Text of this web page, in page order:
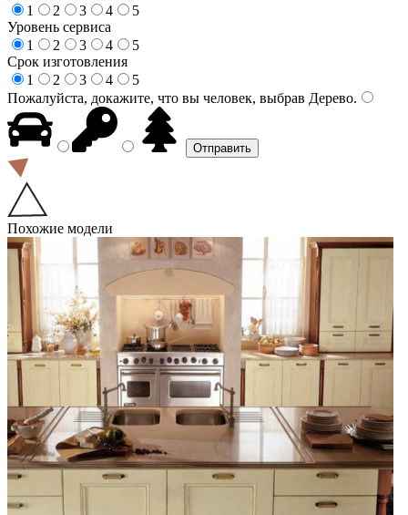
1
2 3 4
5
Уровень сервиса
1
2 3 4
5
Срок изготовления
1
2 3 4
5
Пожалуйста, докажите, что вы человек, выбрав Дерево.
Похожие модели